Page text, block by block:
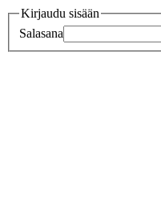
Kirjaudu sisään
Salasana